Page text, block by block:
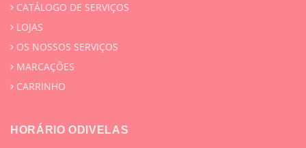
CATÁLOGO DE SERVIÇOS
LOJAS
OS NOSSOS SERVIÇOS
MARCAÇÕES
CARRINHO
HORÁRIO ODIVELAS